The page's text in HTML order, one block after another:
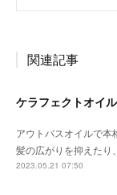
関連記事
ケラフェクトオイ
アウトバスオイルで本
髪の広がりを抑えた
2023.05.21 07:50